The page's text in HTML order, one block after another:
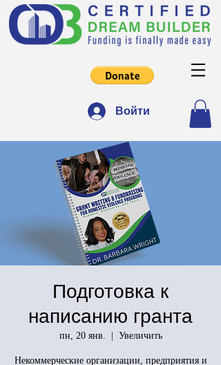
Войти
Подготовка к
написанию гранта
пн, 20 янв.
  |
Увеличить
Некоммерческие организации, предприятия и